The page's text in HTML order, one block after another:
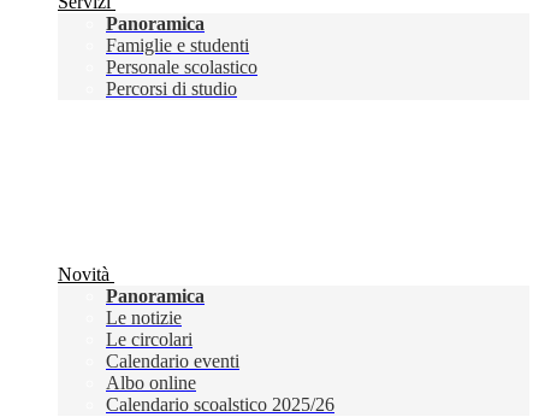
Panoramica
Famiglie e studenti
Personale scolastico
Percorsi di studio
Novità
Panoramica
Le notizie
Le circolari
Calendario eventi
Albo online
Calendario scoalstico 2025/26